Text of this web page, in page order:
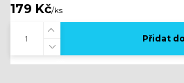
179 Kč/ks
Přidat